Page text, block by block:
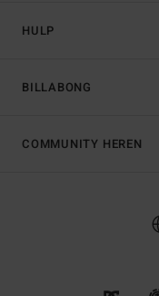
HULP
BILLABONG
COMMUNITY HEREN